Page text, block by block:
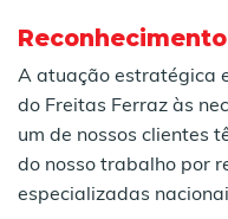
Reconhecimento
A atuação estratégica
do Freitas Ferraz às
um de nossos clientes
do nosso trabalho por
especializadas